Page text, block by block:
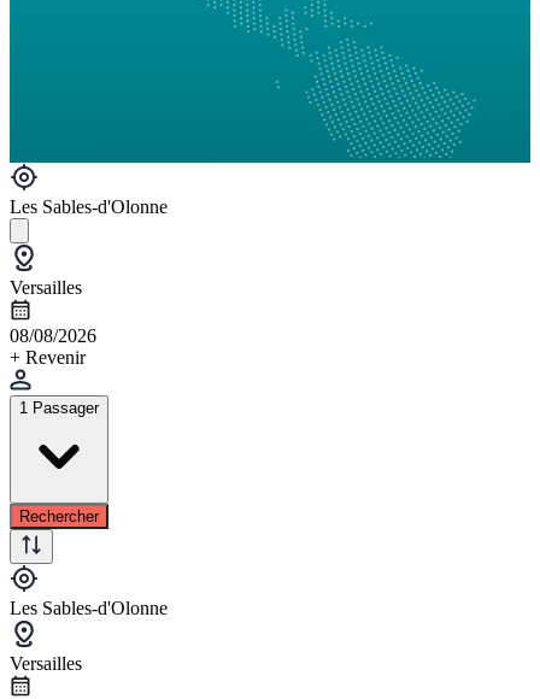
Les Sables-d'Olonne
Versailles
08/08/2026
+ Revenir
1 Passager
Rechercher
Les Sables-d'Olonne
Versailles